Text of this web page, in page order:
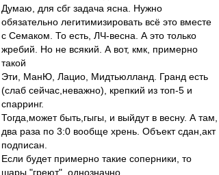
Думаю, для сбг задача ясна. Нужно
обязательно легитимизировать всё это вместе
с Семаком. То есть, ЛЧ-весна. А это только
жребий. Но не всякий. А вот, кмк, примерно
такой
Эти, МанЮ, Лацио, Мидтьюлланд. Гранд есть
(слаб сейчас,неважно), крепкий из топ-5 и
спарринг.
Тогда,может быть,гыгы, и выйдут в весну. А там,
два раза по 3:0 вообще хрень. Объект сдан,акт
подписан.
Если будет примерно такие соперники, то
шары "греют", однозначно